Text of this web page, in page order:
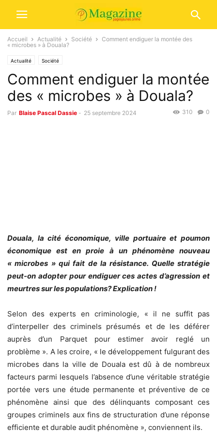
Accueil Actualité Société
Comment endiguer la montée des
« microbes » à Douala?
Actualité Société
Comment endiguer la montée
des « microbes » à Douala?
Par Blaise Pascal Dassie - 25 septembre 2024 0
310
Douala, la cité économique, ville portuaire et poumon
économique est en proie à un phénomène nouveau
« microbes » qui fait de la résistance. Quelle stratégie
peut-on adopter pour endiguer ces actes d’agression et
meurtres sur les populations? Explication !
Selon des experts en criminologie, « il ne suffit pas
d’interpeller des criminels présumés et de les déférer
auprès d’un Parquet pour estimer avoir reglé un
problème ». A les croire, « le développement fulgurant des
microbes dans la ville de Douala est dû à de nombreux
facteurs parmi lesquels l’absence d’une véritable stratégie
portée vers une étude permanente et préventive de ce
phénomène ainsi que des délinquants composant ces
groupes criminels aux fins de structuration d’une réponse
efficiente et durable audit phénomène », conviennent ils.